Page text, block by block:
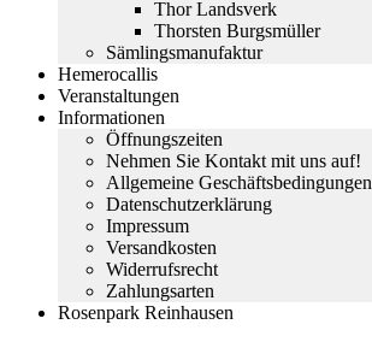
Thor Landsverk
Thorsten Burgsmüller
Sämlingsmanufaktur
Hemerocallis
Veranstaltungen
Informationen
Öffnungszeiten
Nehmen Sie Kontakt mit uns auf!
Allgemeine Geschäftsbedingungen
Datenschutzerklärung
Impressum
Versandkosten
Widerrufsrecht
Zahlungsarten
Rosenpark Reinhausen